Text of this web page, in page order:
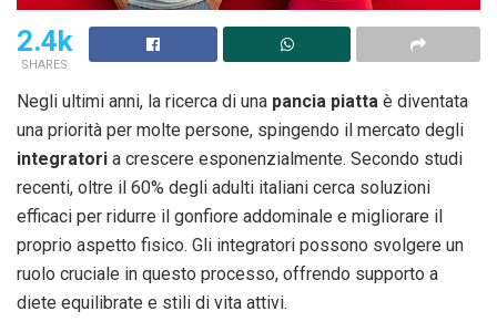
2.4k
SHARES
Negli ultimi anni, la ricerca di una pancia piatta è diventata
una priorità per molte persone, spingendo il mercato degli
integratori a crescere esponenzialmente. Secondo studi
recenti, oltre il 60% degli adulti italiani cerca soluzioni
efficaci per ridurre il gonfiore addominale e migliorare il
proprio aspetto fisico. Gli integratori possono svolgere un
ruolo cruciale in questo processo, offrendo supporto a
diete equilibrate e stili di vita attivi.